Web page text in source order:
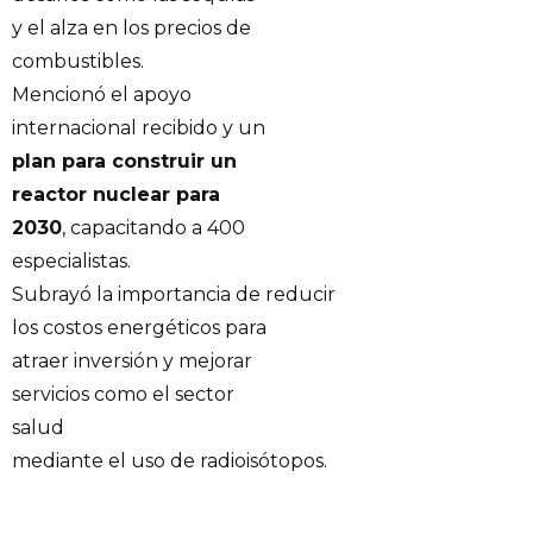
y el alza en los precios de
combustibles.
Mencionó el apoyo
internacional recibido y un
plan para construir un
reactor nuclear para
2030, capacitando a 400
especialistas.
Subrayó la importancia de reducir
los costos energéticos para
atraer inversión y mejorar
servicios como el sector
salud
mediante el uso de radioisótopos.